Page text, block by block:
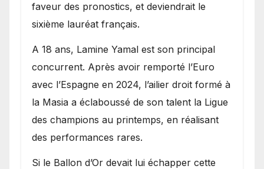
faveur des pronostics, et deviendrait le
sixième lauréat français.
A 18 ans, Lamine Yamal est son principal
concurrent. Après avoir remporté l’Euro
avec l’Espagne en 2024, l’ailier droit formé à
la Masia a éclaboussé de son talent la Ligue
des champions au printemps, en réalisant
des performances rares.
Si le Ballon d’Or devait lui échapper cette